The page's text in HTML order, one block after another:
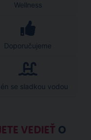
Wellness
Doporučujeme
se sladkou vodou
VEDIEŤ O